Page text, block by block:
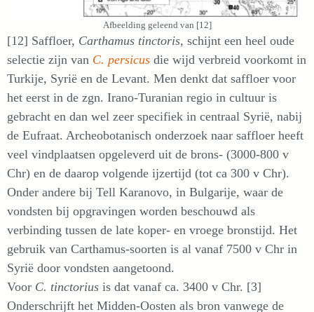
Afbeelding geleend van [12]
[12] Saffloer, Carthamus tinctoris, schijnt een heel oude
selectie zijn van C. persicus die wijd verbreid voorkomt in
Turkije, Syrië en de Levant. Men denkt dat saffloer voor
het eerst in de zgn. Irano-Turanian regio in cultuur is
gebracht en dan wel zeer specifiek in centraal Syrië, nabij
de Eufraat. Archeobotanisch onderzoek naar saffloer heeft
veel vindplaatsen opgeleverd uit de brons- (3000-800 v
Chr) en de daarop volgende ijzertijd (tot ca 300 v Chr).
Onder andere bij Tell Karanovo, in Bulgarije, waar de
vondsten bij opgravingen worden beschouwd als
verbinding tussen de late koper- en vroege bronstijd. Het
gebruik van Carthamus-soorten is al vanaf 7500 v Chr in
Syrië door vondsten aangetoond.
Voor C. tinctorius is dat vanaf ca. 3400 v Chr. [3]
Onderschrijft het Midden-Oosten als bron vanwege de